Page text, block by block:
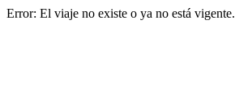
Error: El viaje no existe o ya no está vigente.